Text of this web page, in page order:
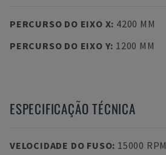
PERCURSO DO EIXO X: 4200 MM
PERCURSO DO EIXO Y: 1200 MM
ESPECIFICAÇÃO TÉCNICA
VELOCIDADE DO FUSO: 15000 RPM